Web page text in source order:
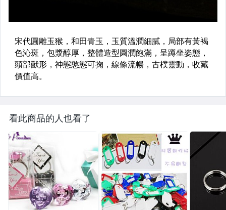
看此商品的人也看了